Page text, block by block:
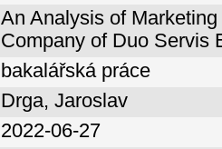
An Analysis of
Company of Duo Servis
bakalářská práce
Drga, Jaroslav
2022-06-27